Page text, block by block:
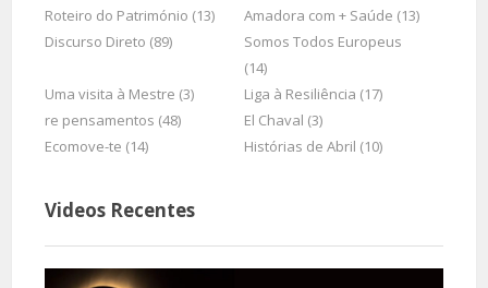
Roteiro do Património (13)
Amadora com + Saúde (13)
Discurso Direto (89)
Somos Todos Europeus
(14)
Uma visita à Mestre (3)
Liga à Resiliência (17)
re pensamentos (48)
El Chaval (3)
Ecomove-te (14)
Histórias de Abril (10)
Videos Recentes